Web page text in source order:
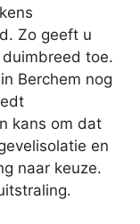
Zo geeft u
toe.
Berchem nog
kans om dat
en
naar keuze.